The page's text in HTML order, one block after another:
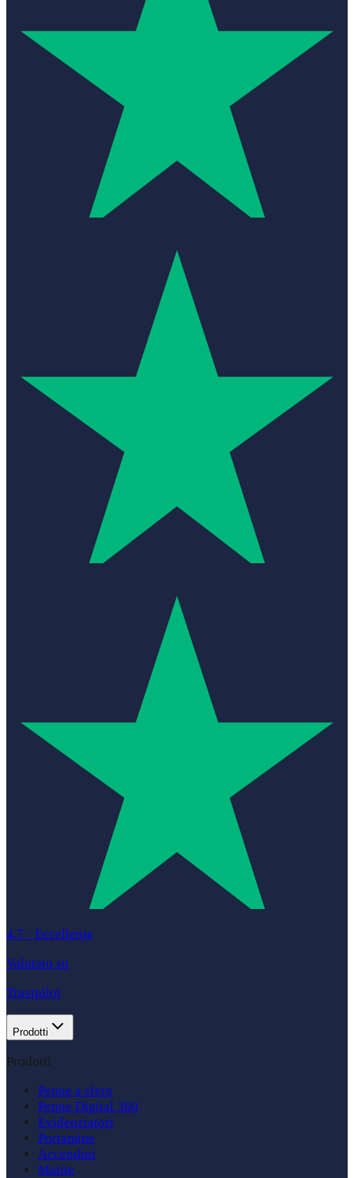
4.7 · Eccellente
Valutato su
Trustpilot
Prodotti
Prodotti
Penne a sfera
Penne Digital 360
Evidenziatori
Portamine
Accendini
Matite